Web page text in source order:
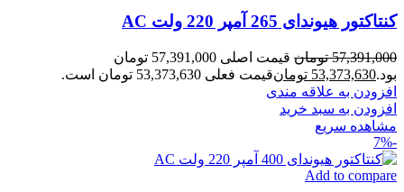
کنتاکتور هیوندای 265 آمپر 220 ولت AC
57,391,000 تومان
قیمت اصلی 57,391,000 تومان
بود.53,373,630 تومانقیمت فعلی 53,373,630 تومان است.
افزودن به علاقه مندی
افزودن به سبد خرید
مشاهده سریع
-7%
Add to compare